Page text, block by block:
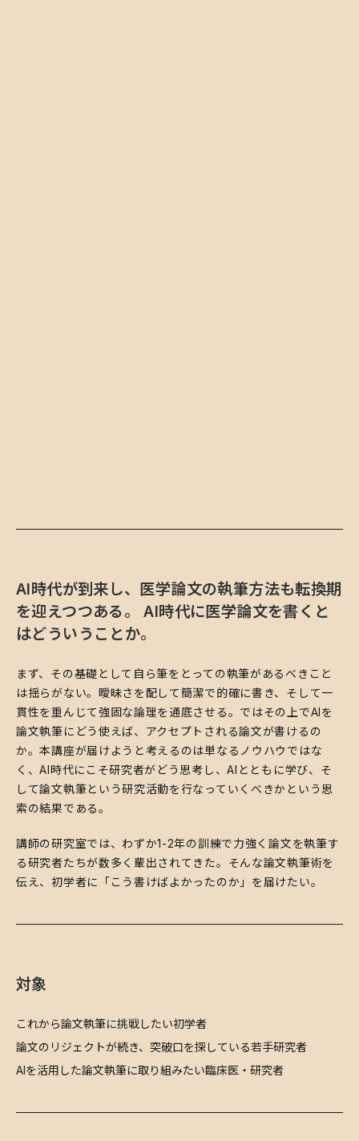
​AI時代が到来し、医学論文の執筆方法も転換期
を迎えつつある。 AI時代に医学論文を書くと
はどういうことか。
まず、その基礎として自ら筆をとっての執筆があるべきこと
は揺らがない。曖昧さを配して簡潔で的確に書き、そして一
貫性を重んじて強固な論理を通底させる。ではその上でAIを
論文執筆にどう使えば、アクセプトされる論文が書けるの
か。本講座が届けようと考えるのは単なるノウハウではな
く、AI時代にこそ研究者がどう思考し、AIとともに学び、そ
して論文執筆という研究活動を行なっていくべきかという思
索の結果である。
​講師の研究室では、わずか1-2年の訓練で力強く論文を執筆す
る研究者たちが数多く輩出されてきた。そんな論文執筆術を
伝え、初学者に「こう書けばよかったのか」を届けたい。
対象
​これから論文執筆に挑戦したい初学者
​論文のリジェクトが続き、突破口を探している若手研究者
​AIを活用した論文執筆に取り組みたい臨床医・研究者